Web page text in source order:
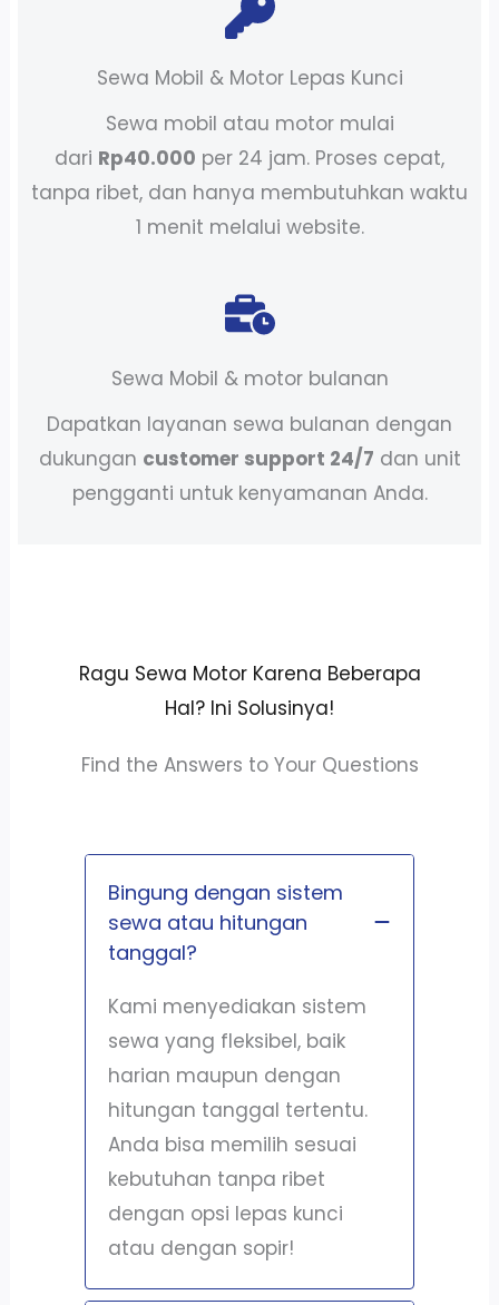
Sewa Mobil & Motor Lepas Kunci
Sewa mobil atau motor mulai
dari Rp40.000 per 24 jam. Proses cepat,
tanpa ribet, dan hanya membutuhkan waktu
1 menit melalui website.
Sewa Mobil & motor bulanan
Dapatkan layanan sewa bulanan dengan
dukungan customer support 24/7 dan unit
pengganti untuk kenyamanan Anda.
Ragu Sewa Motor Karena Beberapa
Hal? Ini Solusinya!
Find the Answers to Your Questions
Bingung dengan sistem
sewa atau hitungan
tanggal?
Kami menyediakan sistem
sewa yang fleksibel, baik
harian maupun dengan
hitungan tanggal tertentu.
Anda bisa memilih sesuai
kebutuhan tanpa ribet
dengan opsi lepas kunci
atau dengan sopir!